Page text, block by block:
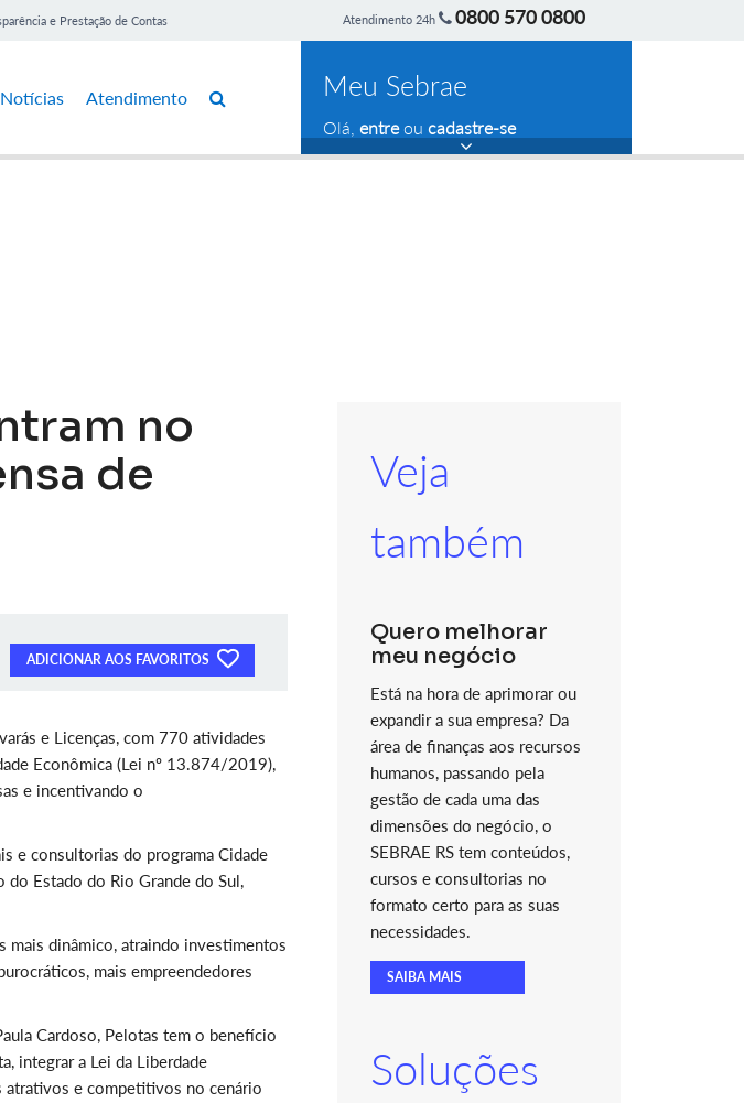
e Prestação de Contas Atendimento 24h 0800 570 0800
Notícias Atendimento Meu Sebrae
Olá, entreou cadastre-se
no
de
ADICIONAR AOS FAVORITOS
e Licenças, com 770 atividades
Econômica (Lei nº 13.874/2019),
e incentivando o
e consultorias do programa Cidade
do Estado do Rio Grande do Sul,
mais dinâmico, atraindo investimentos
mais empreendedores
Cardoso, Pelotas tem o benefício
integrar a Lei da Liberdade
atrativos e competitivos no cenário
Veja
também
Quero melhorar
meu negócio
Está na hora de aprimorar ou
expandir a sua empresa? Da
área de finanças aos recursos
humanos, passando pela
gestão de cada uma das
dimensões do negócio, o
SEBRAE RS tem conteúdos,
cursos e consultorias no
formato certo para as suas
necessidades.
SAIBA MAIS
Soluções